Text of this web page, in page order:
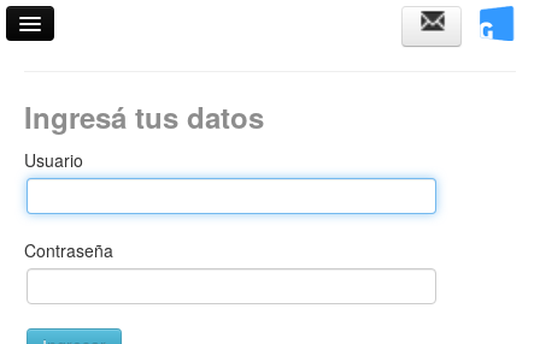
Validador de certificados
Ingresá tus datos
Usuario
Contraseña